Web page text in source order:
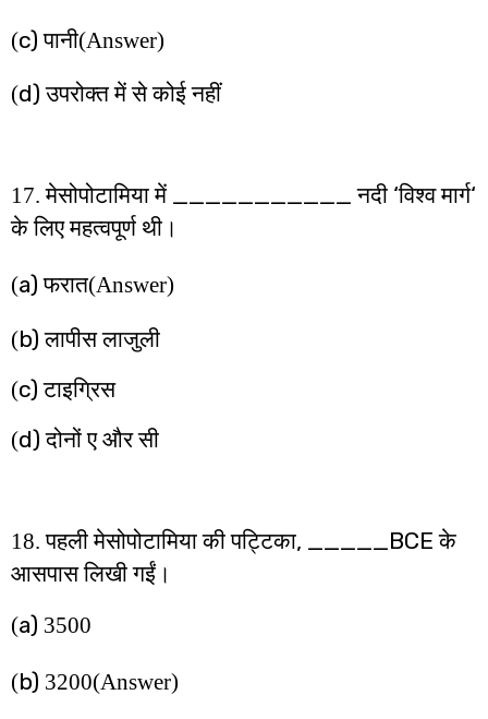
(c)पानी(Answer)
(d)उपरोक्त में से कोई नहीं
17. मेसोपोटामिया में ___________नदी ‘विश्व मार्ग‘
के लिए महत्वपूर्ण थी।
(a)फरात(Answer)
(b)लापीस लाजुली
(c)टाइग्रिस
(d)दोनों ए और सी
18. पहली मेसोपोटामिया की पट्टिका, _____BCEके
आसपास लिखी गईं।
(a) 3500
(b) 3200(Answer)